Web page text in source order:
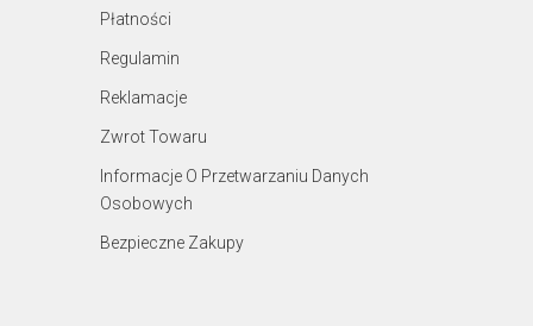
Płatności
Regulamin
Reklamacje
Zwrot Towaru
Informacje O Przetwarzaniu Danych
Osobowych
Bezpieczne Zakupy